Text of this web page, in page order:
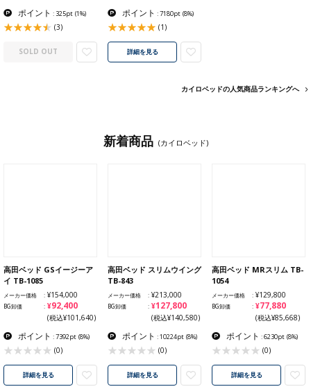
ポイント : 325pt (1%)
(3)
SOLD OUT
ポイント : 7180pt (8%)
(1)
詳細を見る
カイロベッドの人気商品ランキングへ
新着商品 (カイロベッド)
高田ベッド GSイージーア
イ TB-1085
メーカー価格 ¥154,000
BG卸価 ¥92,400
(税込¥101,640)
ポイント : 7392pt (8%)
(0)
詳細を見る
高田ベッド スリムウイング
TB-843
メーカー価格 ¥213,000
BG卸価 ¥127,800
(税込¥140,580)
ポイント : 10224pt (8%)
(0)
詳細を見る
高田ベッド MRスリム TB-
1054
メーカー価格 ¥129,800
BG卸価 ¥77,880
(税込¥85,668)
ポイント : 6230pt (8%)
(0)
詳細を見る